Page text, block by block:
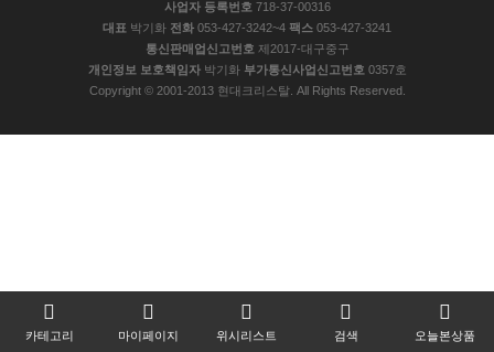
카테고리 마이페이지 위시리스트 검색 오늘본상품
사업자 등록번호 718-37-00316
대표 박기화 전화 053-427-3242~4 팩스 053-427-3241
통신판매업신고번호 제2017-대구중구
개인정보 보호책임자박기화 부가통신사업신고번호 0357호
Copyright © 2001-2013 현대크리스탈. All Rights Reserved.